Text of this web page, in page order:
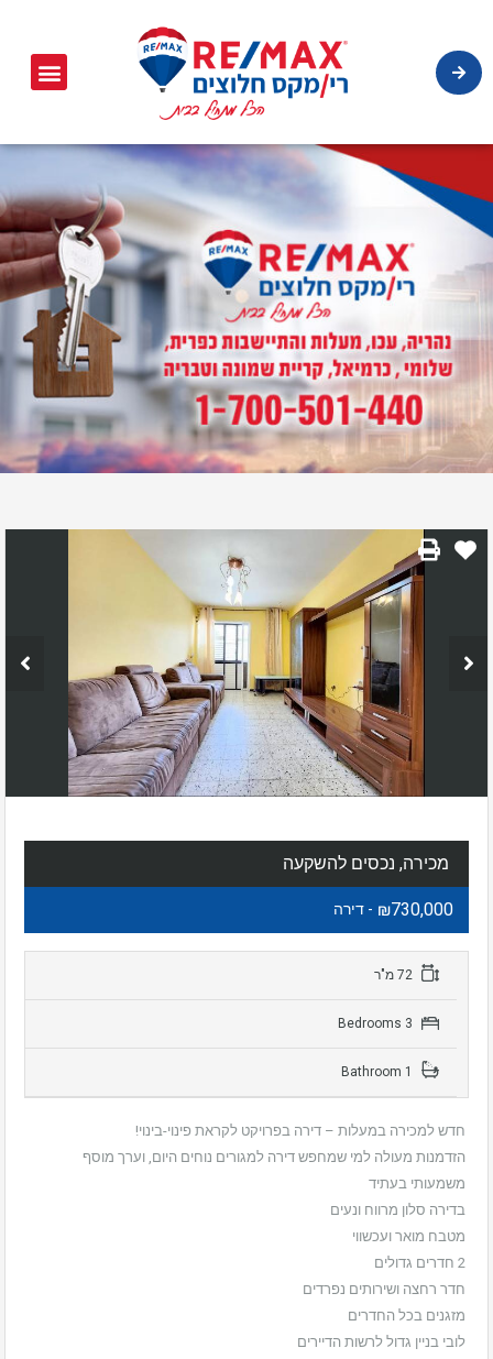
מכירה, נכסים להשקעה
₪730,000 - דירה
חדש למכירה במעלות – דירה בפרויקט לקראת פינוי-בינוי!
הזדמנות מעולה למי שמחפש דירה למגורים נוחים היום, וערך מוסף
משמעותי בעתיד
בדירה סלון מרווח ונעים
מטבח מואר ועכשווי
2 חדרים גדולים
חדר רחצה ושירותים נפרדים
מזגנים בכל החדרים
לובי בניין גדול לרשות הדיירים